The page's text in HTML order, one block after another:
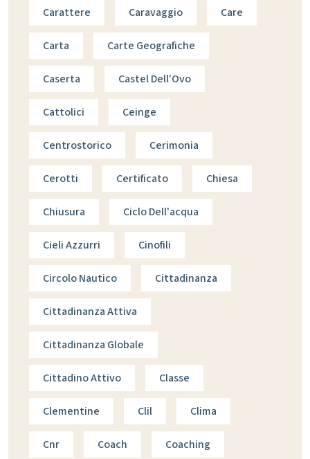
Carattere Caravaggio Care
Carta Carte Geografiche
Caserta Castel Dell'Ovo
Cattolici Ceinge
Centrostorico Cerimonia
Cerotti Certificato Chiesa
Chiusura Ciclo Dell'acqua
Cieli Azzurri Cinofili
Circolo Nautico Cittadinanza
Cittadinanza Attiva
Cittadinanza Globale
Cittadino Attivo Classe
Clementine Clil Clima
Cnr Coach Coaching